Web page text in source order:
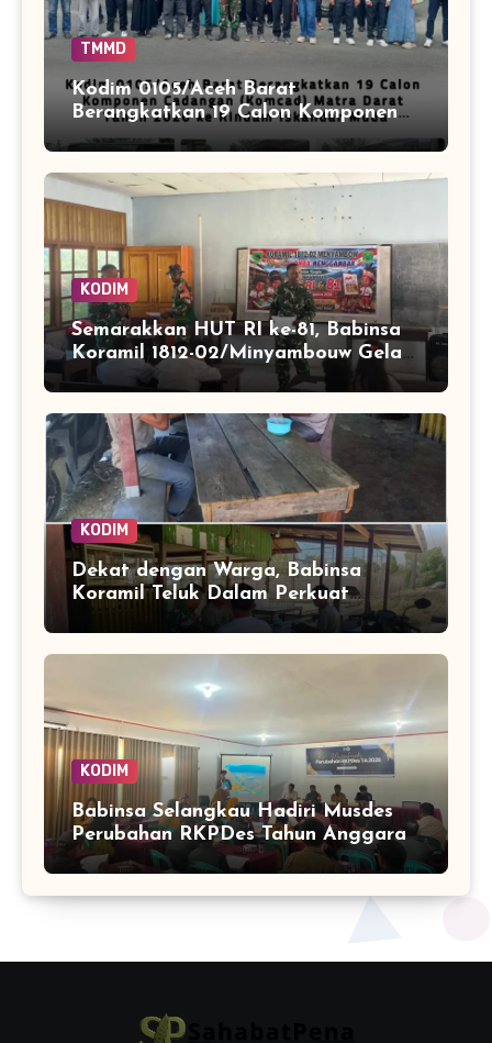
TMMD
Kodim 0105/Aceh Barat
Berangkatkan 19 Calon Komponen
Cadangan (Komcad) Matra Darat
Tahun 2026 ke Rindam Iskandar
Muda
KODIM
Semarakkan HUT RI ke-81, Babinsa
Koramil 1812-02/Minyambouw Gelar
Aksi Peduli dan Lomba
Menggambar di Kampung Imbrekti
KODIM
Dekat dengan Warga, Babinsa
Koramil Teluk Dalam Perkuat
Pembinaan Wilayah Simeulue
KODIM
Babinsa Selangkau Hadiri Musdes
Perubahan RKPDes Tahun Anggaran
2026